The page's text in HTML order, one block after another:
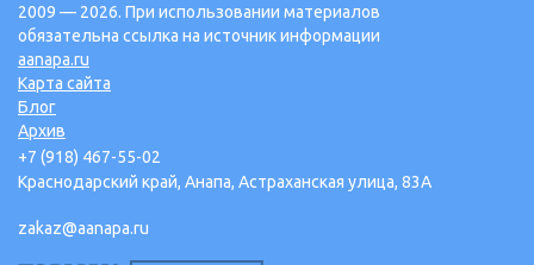
2009 — 2026. При использовании материалов
обязательна ссылка на источник информации
aanapa.ru
Карта сайта
Блог
Архив
+7 (918) 467-55-02
Краснодарский край, Анапа, Астраханская улица, 83А
zakaz@aanapa.ru